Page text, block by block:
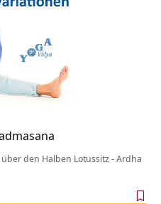
den Halben Lotussitz - Ardha